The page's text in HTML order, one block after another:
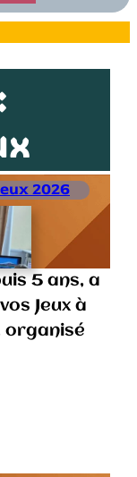
2026
5 ans, a
Jeux à
organisé